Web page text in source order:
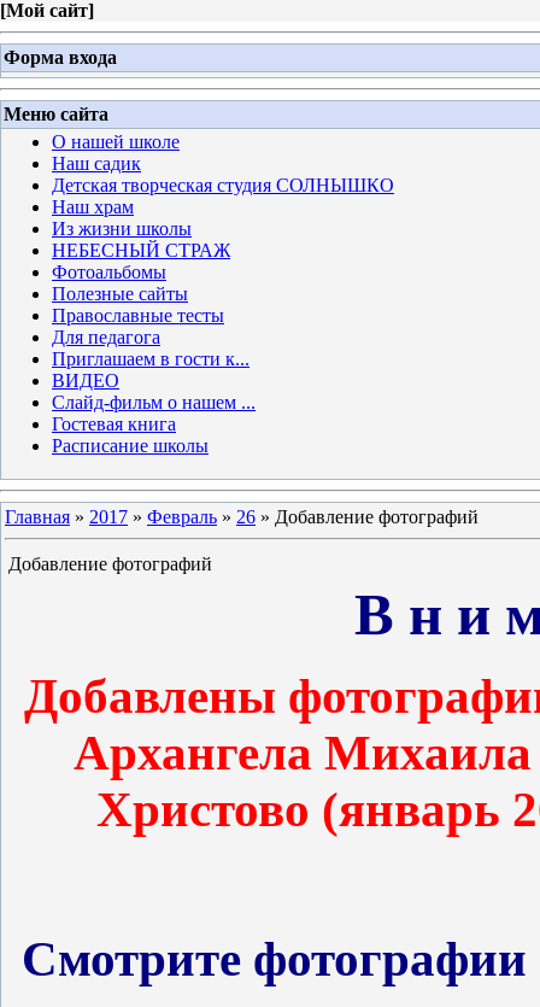
[Мой сайт]
Форма входа
Меню сайта
О нашей школе
Наш садик
Детская творческая студия СОЛНЫШКО
Наш храм
Из жизни школы
НЕБЕСНЫЙ СТРАЖ
Фотоальбомы
Полезные сайты
Православные тесты
Для педагога
Приглашаем в гости к...
ВИДЕО
Слайд-фильм о нашем ...
Гостевая книга
Расписание школы
Главная » 2017 » Февраль » 26 » Добавление фотографий
Добавление фотографий
В н и
Добавлены
Архангела Михаила
Христово (январь
Смотрите